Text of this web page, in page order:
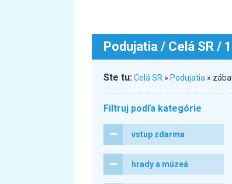
Podujatia / Celá SR /
Ste tu:Celá SR » Podujatia »
Filtruj podľa kategórie
vstup zdarma
hrady a múzeá